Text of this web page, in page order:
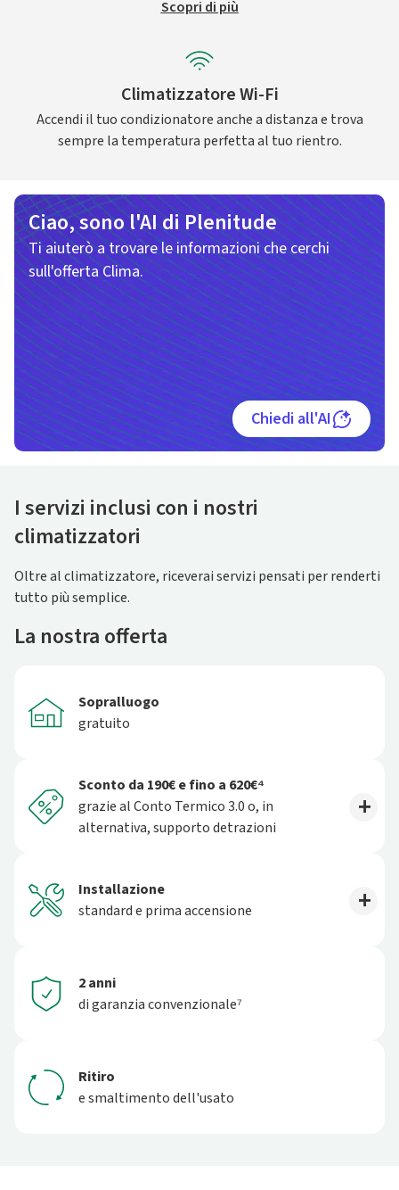
Scopri di più
Climatizzatore Wi-Fi
Accendi il tuo condizionatore anche a distanza e trova
sempre la temperatura perfetta al tuo rientro.
Ciao, sono l'AI di Plenitude
Ti aiuterò a trovare le informazioni che cerchi
sull'offerta Clima.
Chiedi all'AI
I servizi inclusi con i nostri
climatizzatori
Oltre al climatizzatore, riceverai servizi pensati per renderti
tutto più semplice.
La nostra offerta
Sopralluogo
gratuito
Sconto da 190€ e fino a 620€⁴
grazie al Conto Termico 3.0 o, in
alternativa, supporto detrazioni
Installazione
standard e prima accensione
2 anni
di garanzia convenzionale⁷
Ritiro
e smaltimento dell'usato